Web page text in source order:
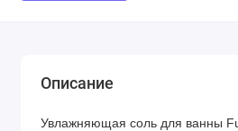
Описание
Увлажняющая соль для ванны